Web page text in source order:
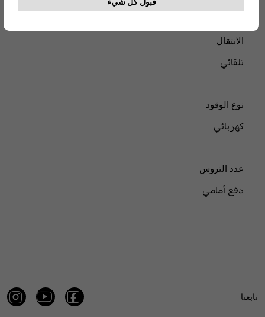
الانتقال
تلقائي
نوع الوقود
كهربائي
عدد التروس
دفع أمامي
تابعنا